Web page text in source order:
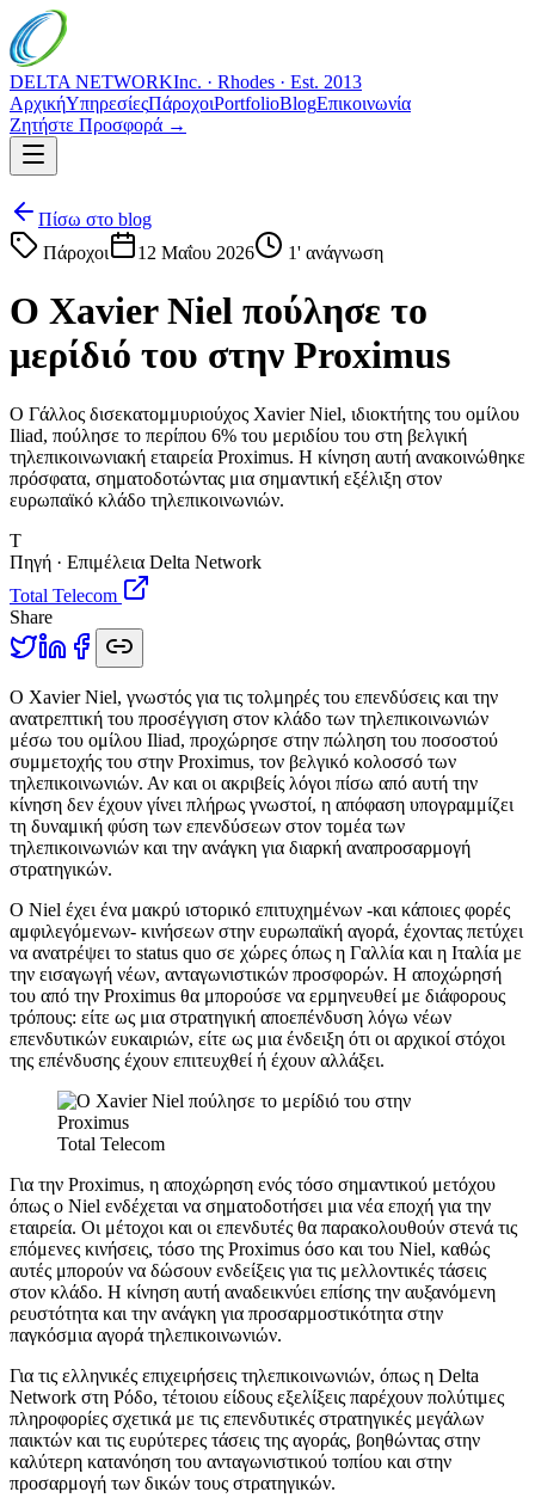
DELTA NETWORKInc. · Rhodes · Est. 2013
ΑρχικήΥπηρεσίεςΠάροχοιPortfolioBlogΕπικοινωνία
Ζητήστε Προσφορά →
Πίσω στο blog
Πάροχοι
12 Μαΐου 2026 1' ανάγνωση
Ο Xavier Niel πούλησε το
μερίδιό του στην Proximus
Ο Γάλλος δισεκατομμυριούχος Xavier Niel, ιδιοκτήτης του ομίλου
Iliad, πούλησε το περίπου 6% του μεριδίου του στη βελγική
τηλεπικοινωνιακή εταιρεία Proximus. Η κίνηση αυτή ανακοινώθηκε
πρόσφατα, σηματοδοτώντας μια σημαντική εξέλιξη στον
ευρωπαϊκό κλάδο τηλεπικοινωνιών.
T
Πηγή · Επιμέλεια Delta Network
Total Telecom
Share
Ο Xavier Niel, γνωστός για τις τολμηρές του επενδύσεις και την
ανατρεπτική του προσέγγιση στον κλάδο των τηλεπικοινωνιών
μέσω του ομίλου Iliad, προχώρησε στην πώληση του ποσοστού
συμμετοχής του στην Proximus, τον βελγικό κολοσσό των
τηλεπικοινωνιών. Αν και οι ακριβείς λόγοι πίσω από αυτή την
κίνηση δεν έχουν γίνει πλήρως γνωστοί, η απόφαση υπογραμμίζει
τη δυναμική φύση των επενδύσεων στον τομέα των
τηλεπικοινωνιών και την ανάγκη για διαρκή αναπροσαρμογή
στρατηγικών.
Ο Niel έχει ένα μακρύ ιστορικό επιτυχημένων -και κάποιες φορές
αμφιλεγόμενων- κινήσεων στην ευρωπαϊκή αγορά, έχοντας πετύχει
να ανατρέψει το status quo σε χώρες όπως η Γαλλία και η Ιταλία με
την εισαγωγή νέων, ανταγωνιστικών προσφορών. Η αποχώρησή
του από την Proximus θα μπορούσε να ερμηνευθεί με διάφορους
τρόπους: είτε ως μια στρατηγική αποεπένδυση λόγω νέων
επενδυτικών ευκαιριών, είτε ως μια ένδειξη ότι οι αρχικοί στόχοι
της επένδυσης έχουν επιτευχθεί ή έχουν αλλάξει.
Total Telecom
Για την Proximus, η αποχώρηση ενός τόσο σημαντικού μετόχου
όπως ο Niel ενδέχεται να σηματοδοτήσει μια νέα εποχή για την
εταιρεία. Οι μέτοχοι και οι επενδυτές θα παρακολουθούν στενά τις
επόμενες κινήσεις, τόσο της Proximus όσο και του Niel, καθώς
αυτές μπορούν να δώσουν ενδείξεις για τις μελλοντικές τάσεις
στον κλάδο. Η κίνηση αυτή αναδεικνύει επίσης την αυξανόμενη
ρευστότητα και την ανάγκη για προσαρμοστικότητα στην
παγκόσμια αγορά τηλεπικοινωνιών.
Για τις ελληνικές επιχειρήσεις τηλεπικοινωνιών, όπως η Delta
Network στη Ρόδο, τέτοιου είδους εξελίξεις παρέχουν πολύτιμες
πληροφορίες σχετικά με τις επενδυτικές στρατηγικές μεγάλων
παικτών και τις ευρύτερες τάσεις της αγοράς, βοηθώντας στην
καλύτερη κατανόηση του ανταγωνιστικού τοπίου και στην
προσαρμογή των δικών τους στρατηγικών.